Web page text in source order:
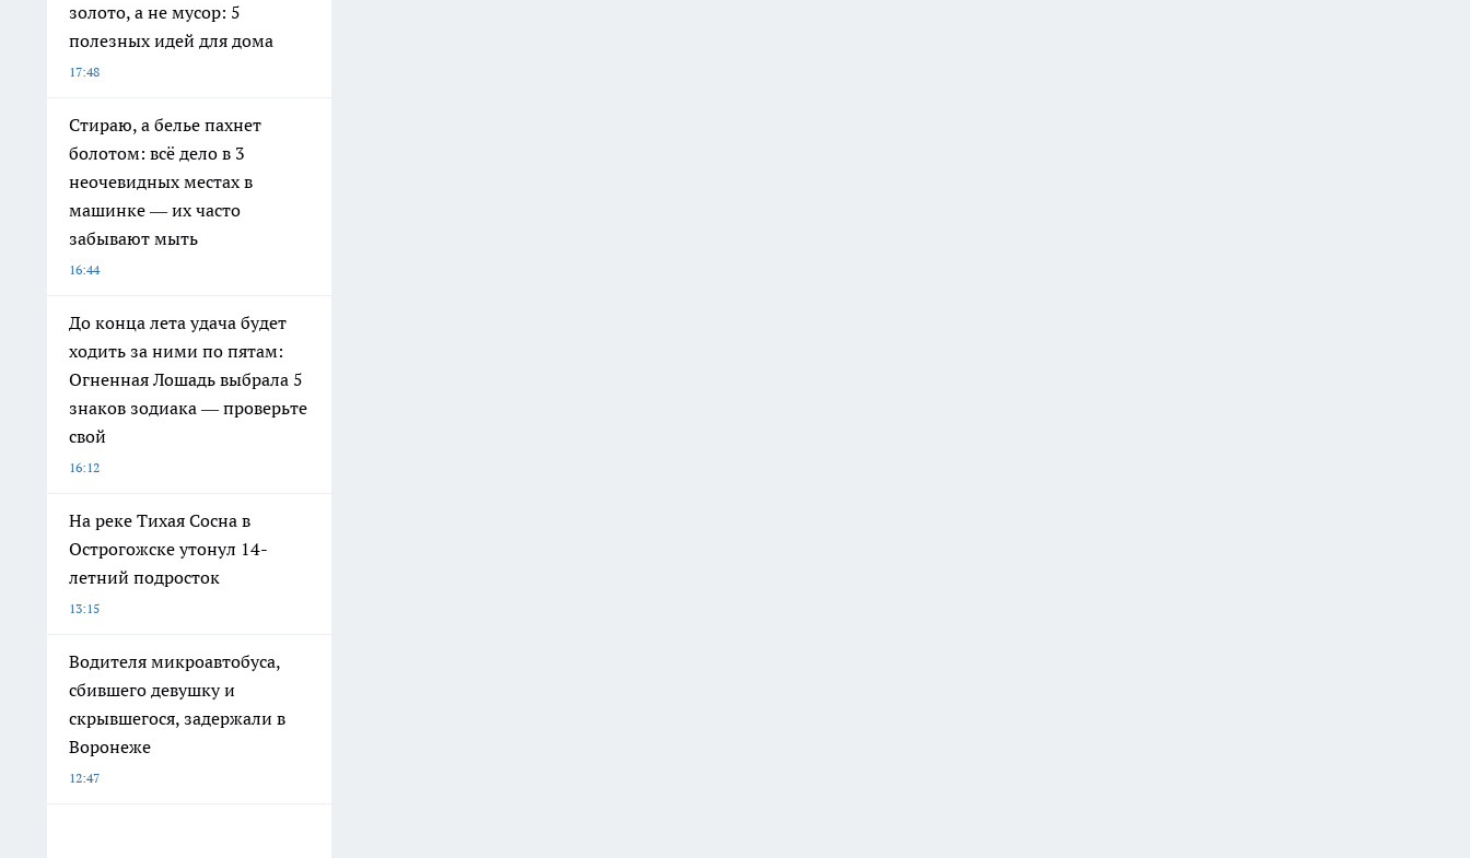
золото, а не мусор: 5
полезных идей для дома
17:48
Стираю, а белье пахнет
болотом: всё дело в 3
неочевидных местах в
машинке — их часто
забывают мыть
16:44
До конца лета удача будет
ходить за ними по пятам:
Огненная Лошадь выбрала 5
знаков зодиака — проверьте
свой
16:12
На реке Тихая Сосна в
Острогожске утонул 14-
летний подросток
13:15
Водителя микроавтобуса,
сбившего девушку и
скрывшегося, задержали в
Воронеже
12:47